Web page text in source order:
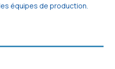
équipes de production.